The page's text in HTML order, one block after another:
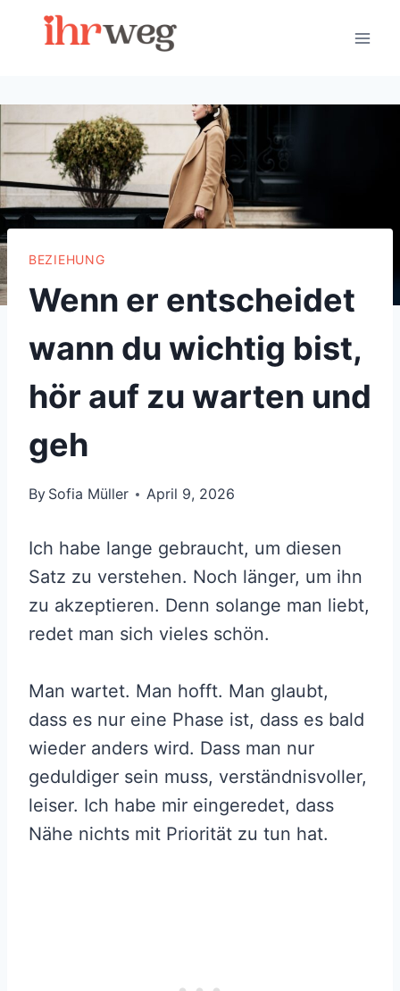
BEZIEHUNG
Wenn er entscheidet
wann du wichtig bist,
hör auf zu warten und
geh
By Sofia Müller April 9, 2026
Ich habe lange gebraucht, um diesen
Satz zu verstehen. Noch länger, um ihn
zu akzeptieren. Denn solange man liebt,
redet man sich vieles schön.
Man wartet. Man hofft. Man glaubt,
dass es nur eine Phase ist, dass es bald
wieder anders wird. Dass man nur
geduldiger sein muss, verständnisvoller,
leiser. Ich habe mir eingeredet, dass
Nähe nichts mit Priorität zu tun hat.